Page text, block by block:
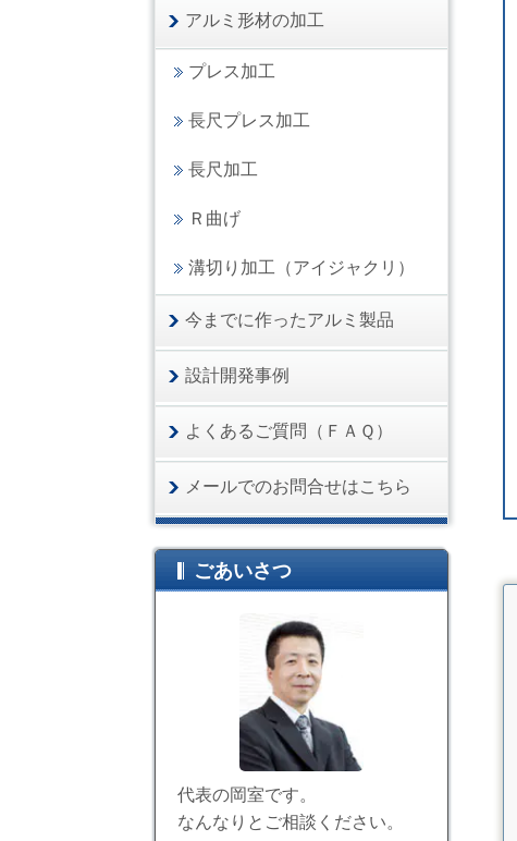
アルミ形材の加工
プレス加工
長尺プレス加工
長尺加工
Ｒ曲げ
溝切り加工（アイジャクリ）
今までに作ったアルミ製品
設計開発事例
よくあるご質問（ＦＡＱ）
メールでのお問合せはこちら
ごあいさつ
代表の岡室です。
なんなりとご相談ください。